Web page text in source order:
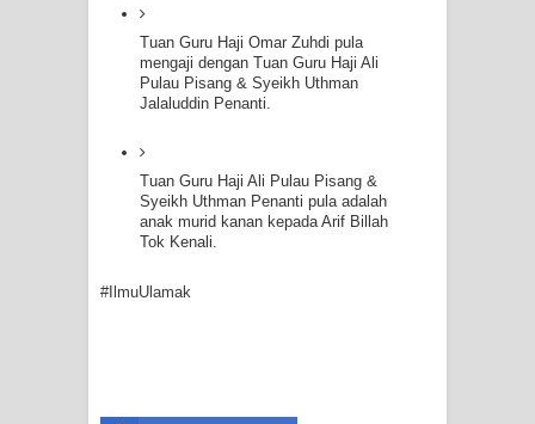
Tuan Guru Haji Omar Zuhdi pula
mengaji dengan Tuan Guru Haji Ali
Pulau Pisang & Syeikh Uthman
Jalaluddin Penanti.
Tuan Guru Haji Ali Pulau Pisang &
Syeikh Uthman Penanti pula adalah
anak murid kanan kepada Arif Billah
Tok Kenali.
#IlmuUlamak